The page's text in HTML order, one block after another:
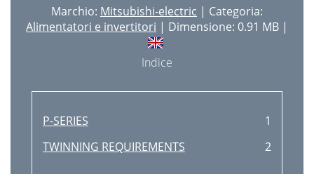
Marchio: Mitsubishi-electric | Categoria:
Alimentatori e invertitori | Dimensione: 0.91 MB |
Indice
P-SERIES
1
TWINNING REQUIREMENTS
2